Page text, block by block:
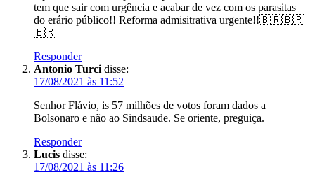
tem que sair com urgência e acabar de vez com os parasitas
do erário público!! Reforma admisitrativa urgente!!🇧🇷🇧🇷
🇧🇷
Responder
Antonio Turci disse:
17/08/2021 às 11:52
Senhor Flávio, is 57 milhões de votos foram dados a
Bolsonaro e não ao Sindsaude. Se oriente, preguiça.
Responder
Lucis disse:
17/08/2021 às 11:26